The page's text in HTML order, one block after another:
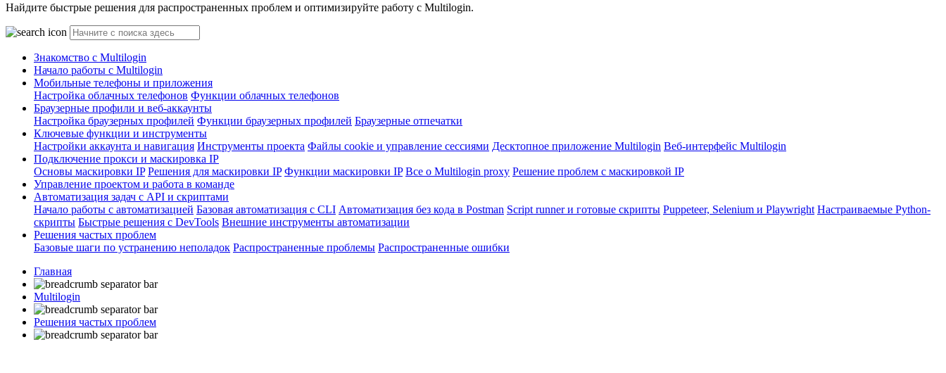
Найдите быстрые решения для распространенных проблем и оптимизируйте работу с Multilogin.
Знакомство с Multilogin
Начало работы с Multilogin
Мобильные телефоны и приложения
Настройка облачных телефонов Функции облачных телефонов
Браузерные профили и веб-аккаунты
Настройка браузерных профилей Функции браузерных профилей Браузерные отпечатки
Ключевые функции и инструменты
Настройки аккаунта и навигация Инструменты проекта Файлы cookie и управление сессиями Десктопное приложение Multilogin Веб-интерфейс Multilogin
Подключение прокси и маскировка IP
Основы маскировки IP Решения для маскировки IP Функции маскировки IP Все о Multilogin proxy Решение проблем с маскировкой IP
Управление проектом и работа в команде
Автоматизация задач с API и скриптами
Начало работы с автоматизацией Базовая автоматизация с CLI Автоматизация без кода в Postman Script runner и готовые скрипты Puppeteer, Selenium и Playwright Настраиваемые Python-
скрипты Быстрые решения с DevTools Внешние инструменты автоматизации
Решения частых проблем
Базовые шаги по устранению неполадок Распространенные проблемы Распространенные ошибки
Главная
Multilogin
Решения частых проблем